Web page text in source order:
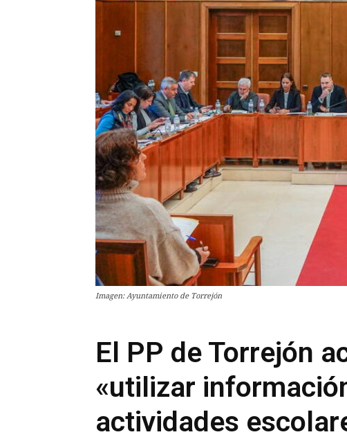
Imagen: Ayuntamiento de Torrejón
El PP de Torrejón
«utilizar
actividades